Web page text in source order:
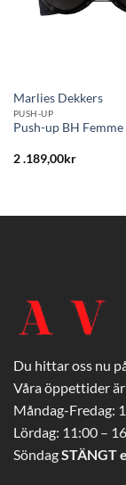
Marlies Dekkers
PUSH-UP
Push-up BH Femme
2 .189,00kr
Du hittar oss nu
Våra öppettider
Måndag-Fredag:
Lördag: 11:00 –
SöndagSTÄNGT